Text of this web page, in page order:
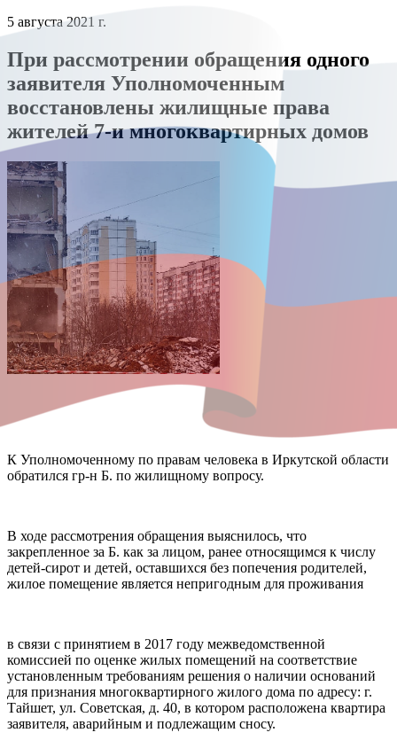
5 августа 2021 г.
При рассмотрении обращения одного
заявителя Уполномоченным
восстановлены жилищные права
жителей 7-и многоквартирных домов
К Уполномоченному по правам человека в Иркутской области
обратился гр-н Б. по жилищному вопросу.
В ходе рассмотрения обращения выяснилось, что
закрепленное за Б. как за лицом, ранее относящимся к числу
детей-сирот и детей, оставшихся без попечения родителей,
жилое помещение является непригодным для проживания
в связи с принятием в 2017 году межведомственной
комиссией по оценке жилых помещений на соответствие
установленным требованиям решения о наличии оснований
для признания многоквартирного жилого дома по адресу: г.
Тайшет, ул. Советская, д. 40, в котором расположена квартира
заявителя, аварийным и подлежащим сносу.